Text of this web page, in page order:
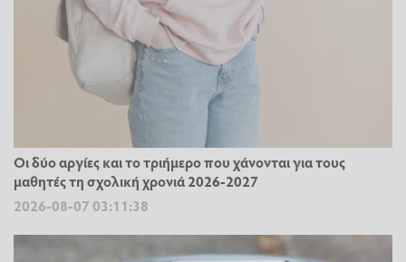
Οι δύο αργίες και το τριήμερο που χάνονται για τους
μαθητές τη σχολική χρονιά 2026-2027
2026-08-07 03:11:38